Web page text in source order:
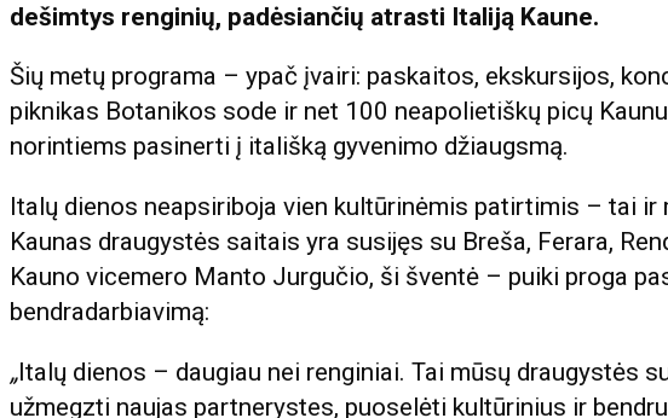
dešimtys renginių, padėsiančių atrasti Italiją Kaune.
Šių metų programa – ypač įvairi: paskaitos, ekskursijos,
piknikas Botanikos sode ir net 100 neapolietiškų picų
norintiems pasinerti į itališką gyvenimo džiaugsmą.
Italų dienos neapsiriboja vien kultūrinėmis patirtimis – tai
Kaunas draugystės saitais yra susijęs su Breša, Ferara,
Kauno vicemero Manto Jurgučio, ši šventė – puiki proga
bendradarbiavimą:
„Italų dienos – daugiau nei renginiai. Tai mūsų draugystės
užmegzti naujas partnerystes, puoselėti kultūrinius ir